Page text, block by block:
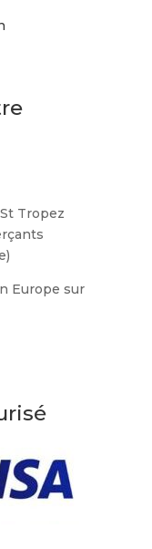
Tropez
Europe sur